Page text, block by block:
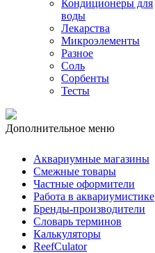
Кондиционеры для
воды
Лекарства
Микроэлементы
Разное
Соль
Сорбенты
Тесты
Дополнительное меню
Аквариумные магазины
Смежные товары
Частные оформители
Работа в аквариумистике
Бренды-производители
Словарь терминов
Калькуляторы
ReefCulator